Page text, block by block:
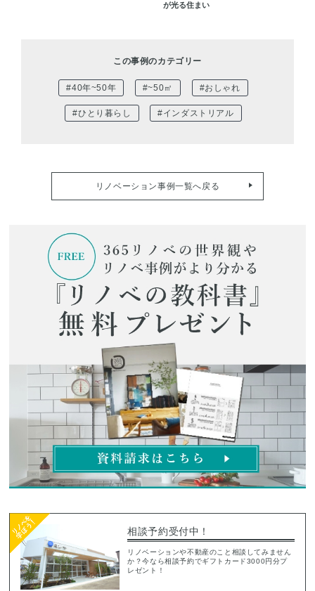
が光る住まい
この事例のカテゴリー
#40年~50年 #~50㎡ #おしゃれ
#ひとり暮らし #インダストリアル
リノベーション事例一覧へ戻る
相談予約受付中！
リノベーションや不動産のこと相談してみません
か？今なら相談予約でギフトカード3000円分プ
レゼント！